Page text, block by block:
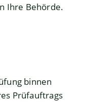
Ihre Behörde.
binnen
Prüfauftrags